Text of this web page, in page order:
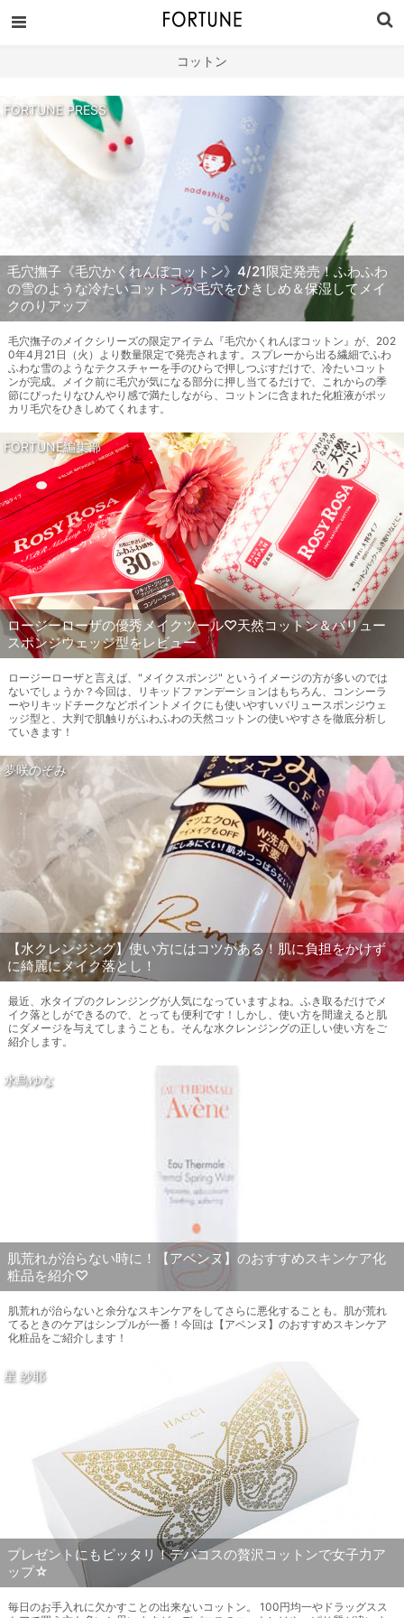
コットン
FORTUNE PRESS
毛穴撫子《毛穴かくれんぼコットン》4/21限定発売！ふわふわ
の雪のような冷たいコットンが毛穴をひきしめ＆保湿してメイ
クのりアップ
毛穴撫子のメイクシリーズの限定アイテム『毛穴かくれんぼコットン』が、202
0年4月21日（火）より数量限定で発売されます。スプレーから出る繊細でふわ
ふわな雪のようなテクスチャーを手のひらで押しつぶすだけで、冷たいコット
ンが完成。メイク前に毛穴が気になる部分に押し当てるだけで、これからの季
節にぴったりなひんやり感で満たしながら、コットンに含まれた化粧液がポッ
カリ毛穴をひきしめてくれます。
FORTUNE編集部
ロージーローザの優秀メイクツール♡天然コットン＆バリュー
スポンジウェッジ型をレビュー
ロージーローザと言えば、"メイクスポンジ" というイメージの方が多いのでは
ないでしょうか？今回は、リキッドファンデーションはもちろん、コンシーラ
ーやリキッドチークなどポイントメイクにも使いやすいバリュースポンジウェ
ッジ型と、大判で肌触りがふわふわの天然コットンの使いやすさを徹底分析し
ていきます！
夢咲のぞみ
【水クレンジング】使い方にはコツがある！肌に負担をかけず
に綺麗にメイク落とし！
最近、水タイプのクレンジングが人気になっていますよね。ふき取るだけでメ
イク落としができるので、とっても便利です！しかし、使い方を間違えると肌
にダメージを与えてしまうことも。そんな水クレンジングの正しい使い方をご
紹介します。
水鳥ゆな
肌荒れが治らない時に！【アベンヌ】のおすすめスキンケア化
粧品を紹介♡
肌荒れが治らないと余分なスキンケアをしてさらに悪化することも。肌が荒れ
てるときのケアはシンプルが一番！今回は【アベンヌ】のおすすめスキンケア
化粧品をご紹介します！
星 紗耶
プレゼントにもピッタリ！デパコスの贅沢コットンで女子力ア
ップ☆
毎日のお手入れに欠かすことの出来ないコットン。 100円均一やドラッグスス